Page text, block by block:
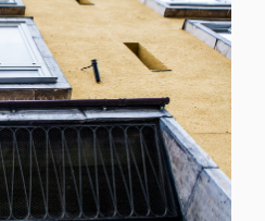
En